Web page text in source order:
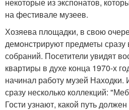
на фестивале музеев.
Хозяева площадки, в свою
демонстрируют предметы
собраний. Посетители увидят
квартиры в духе конца 1970-х
начинал работу музей
сразу несколько коллекций:
Гости узнают, какой путь